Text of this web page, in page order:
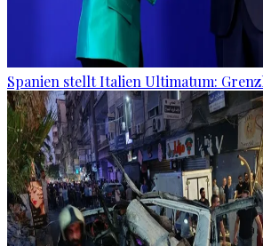
Spanien stellt Italien Ultimatum: